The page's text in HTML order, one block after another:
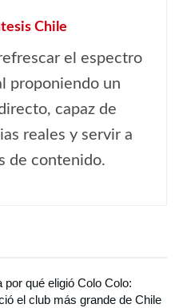
Chile
el espectro
proponiendo un
capaz de
reales y servir a
de contenido.
por qué eligió Colo Colo:
el club más grande de Chile